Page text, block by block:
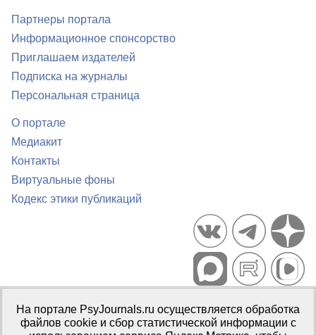
Партнеры портала
Информационное спонсорство
Приглашаем издателей
Подписка на журналы
Персональная страница
О портале
Медиакит
Контакты
Виртуальные фоны
Кодекс этики публикаций
Портал психологических изданий PsyJournals.ru, 2007–2026
Правила использования материалов
На портале PsyJournals.ru осуществляется обработка
файлов cookie и сбор статистической информации с